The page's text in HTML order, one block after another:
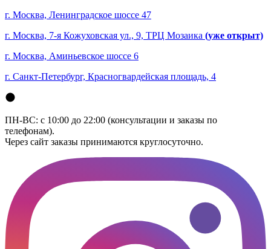
г. Москва, Ленинградское шоссе 47
г. Москва, 7-я Кожуховская ул., 9, ТРЦ Мозаика (уже открыт)
г. Москва, Аминьевское шоссе 6
г. Санкт-Петербург, Красногвардейская площадь, 4
ПН-ВС: с 10:00 до 22:00 (консультации и заказы по
телефонам).
Через сайт заказы принимаются круглосуточно.